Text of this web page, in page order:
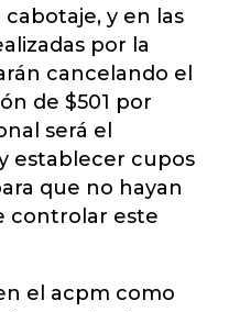
y en las
por la
cancelando el
de $501 por
será el
establecer cupos
que no hayan
controlar este
el acpm como